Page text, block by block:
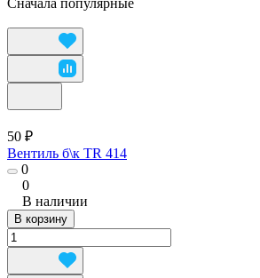
50 ₽
Вентиль б\к TR 414
0
0
В наличии
В корзину